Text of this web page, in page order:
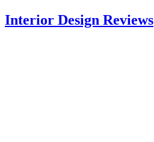
Interior Design Reviews